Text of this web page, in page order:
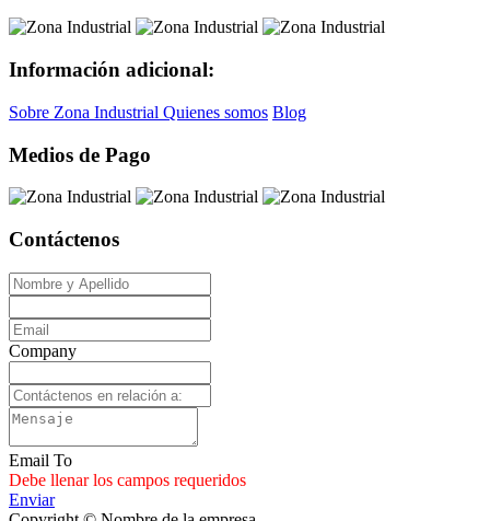
Información adicional:
Sobre Zona Industrial Quienes somos Blog
Medios de Pago
Contáctenos
Company
Email To
Debe llenar los campos requeridos
Enviar